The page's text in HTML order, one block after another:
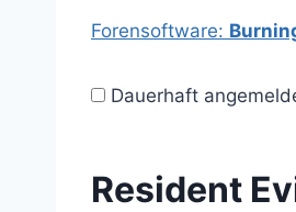
Forensoftware:
Dauerhaft
Resident